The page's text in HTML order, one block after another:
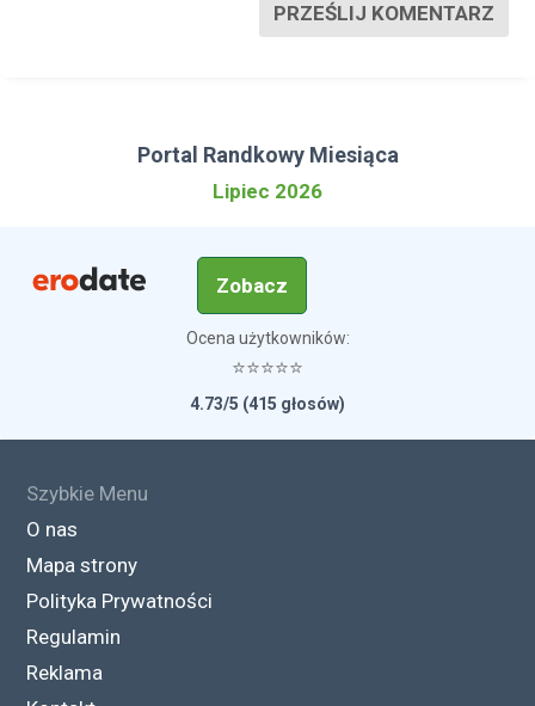
PRZEŚLIJ KOMENTARZ
Portal Randkowy Miesiąca
Lipiec 2026
Zobacz
Ocena użytkowników:
⭐⭐⭐⭐⭐
4.73/5 (415 głosów)
Szybkie Menu
O nas
Mapa strony
Polityka Prywatności
Regulamin
Reklama